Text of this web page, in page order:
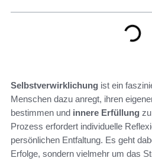
Selbstverwirklichung ist ein
Menschen dazu anregt, ihren
bestimmen und innere Erfüllung
Prozess erfordert individuelle
persönlichen Entfaltung. Es geht
Erfolge, sondern vielmehr um das